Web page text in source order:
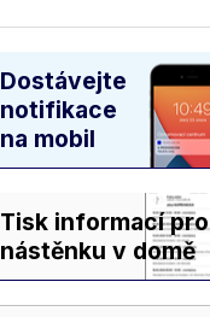
Dostávejte
notifikace
na mobil
Tisk informací pro
nástěnku v domě